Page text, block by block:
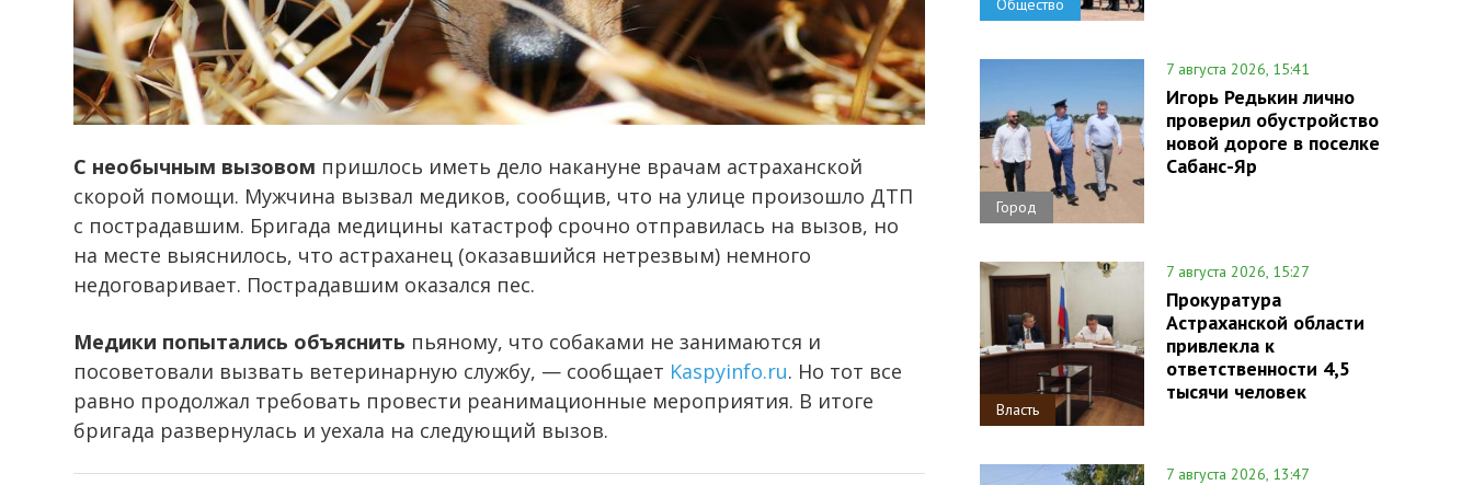
С необычным вызовом пришлось иметь дело накануне врачам астраханской
скорой помощи. Мужчина вызвал медиков, сообщив, что на улице произошло ДТП
с пострадавшим. Бригада медицины катастроф срочно отправилась на вызов, но
на месте выяснилось, что астраханец (оказавшийся нетрезвым) немного
недоговаривает. Пострадавшим оказался пес.
Медики попытались объяснить пьяному, что собаками не занимаются и
посоветовали вызвать ветеринарную службу, — сообщает Kaspyinfo.ru. Но тот все
равно продолжал требовать провести реанимационные мероприятия. В итоге
бригада развернулась и уехала на следующий вызов.
Общество
Город
7 августа 2026, 15:41
Игорь Редькин лично
проверил обустройство
новой дороге в поселке
Сабанс-Яр
Власть
7 августа 2026, 15:27
Прокуратура
Астраханской области
привлекла к
ответственности 4,5
тысячи человек
7 августа 2026, 13:47